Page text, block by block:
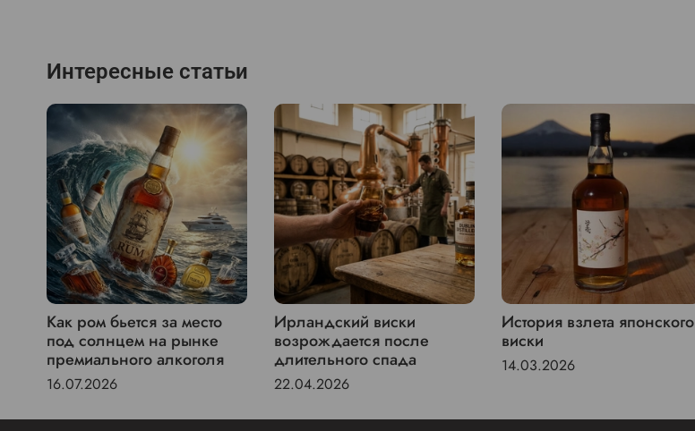
Интересные статьи
Как ром бьется за место
под солнцем на рынке
премиального алкоголя
16.07.2026
Ирландский виски
возрождается после
длительного спада
22.04.2026
История взлета японского
виски
14.03.2026